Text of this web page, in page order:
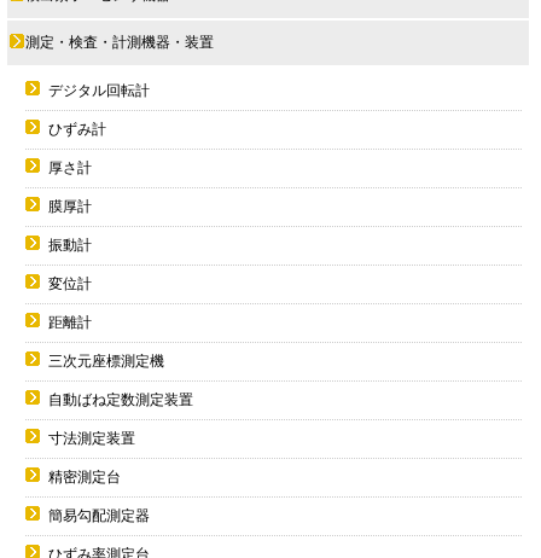
測定・検査・計測機器・装置
デジタル回転計
ひずみ計
厚さ計
膜厚計
振動計
変位計
距離計
三次元座標測定機
自動ばね定数測定装置
寸法測定装置
精密測定台
簡易勾配測定器
ひずみ率測定台